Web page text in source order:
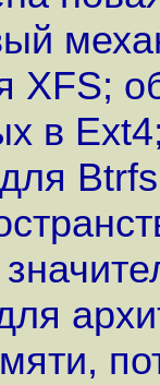
XFS;
в